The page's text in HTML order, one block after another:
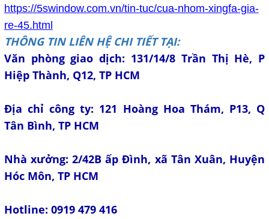
https://5swindow.com.vn/tin-tuc/cua-nhom-xingfa-gia-
re-45.html
THÔNG TIN LIÊN HỆ CHI TIẾT TẠI:
Văn phòng giao dịch: 131/14/8 Trần Thị Hè, P
Hiệp Thành, Q12, TP HCM
Địa chỉ công ty: 121 Hoàng Hoa Thám, P13, Q
Tân Bình, TP HCM
Nhà xưởng: 2/42B ấp Đình, xã Tân Xuân, Huyện
Hóc Môn, TP HCM
Hotline: 0919 479 416